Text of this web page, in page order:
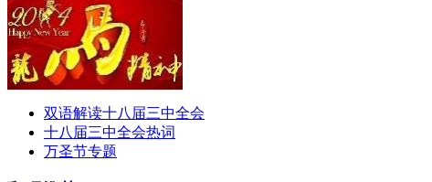
双语解读十八届三中全会
十八届三中全会热词
万圣节专题